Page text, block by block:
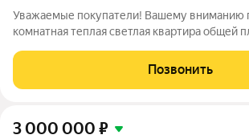
Уважаемые покупатели! Вашему вниманию
комнатная теплая светлая квартира общей
ПЛАНИРОВКА Комнаты смежные,
вместительная кладовая, санузел
Позвонить
3 000 000 ₽